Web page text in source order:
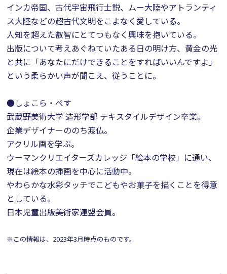
インカ帝国、古代宇宙飛行士説、ムー大陸やアトランティ
ス大陸などの超古代文明をこよなく愛している。
人知を超えた叡智にとてつもなく興味を抱いている。
出版について考えあぐねていたある日の明け方、黄金の光
と共に「あなたにだけできることをすればいいんですよ」
という柔らかい声が聞こえ、従うことに。
●しょこら・ぺす
武蔵野美術大学 造形学部 テキスタイルデザイン卒業。
企業デザイナーののち渡仏。
アクリル画を学ぶ。
ウーマンクリエイターズカレッジ「絵本の学校」に通い、
現在は絵本の挿画を中心に活動中。
やわらかな水彩タッチでこどもやお菓子を描くことを得意
としている。
日本児童出版美術家連盟会員。
※この情報は、2023年3月時点のものです。